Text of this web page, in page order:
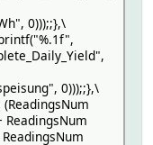
0)));;},\
0)));;},\
ReadingsNum